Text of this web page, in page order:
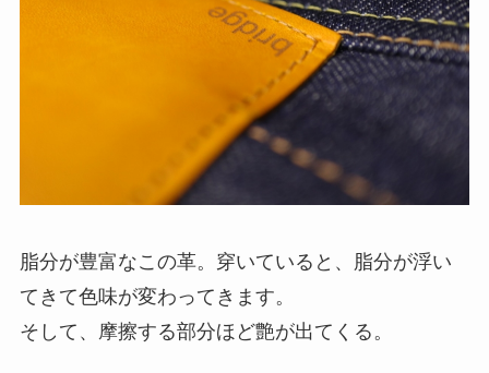
脂分が豊富なこの革。穿いていると、脂分が浮い
てきて色味が変わってきます。
そして、摩擦する部分ほど艶が出てくる。